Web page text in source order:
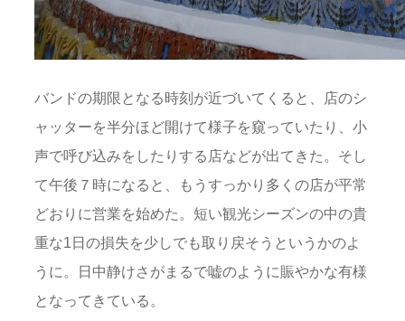
バンドの期限となる時刻が近づいてくると、店のシ
ャッターを半分ほど開けて様子を窺っていたり、小
声で呼び込みをしたりする店などが出てきた。そし
て午後７時になると、もうすっかり多くの店が平常
どおりに営業を始めた。短い観光シーズンの中の貴
重な1日の損失を少しでも取り戻そうというかのよ
うに。日中静けさがまるで嘘のように賑やかな有様
となってきている。